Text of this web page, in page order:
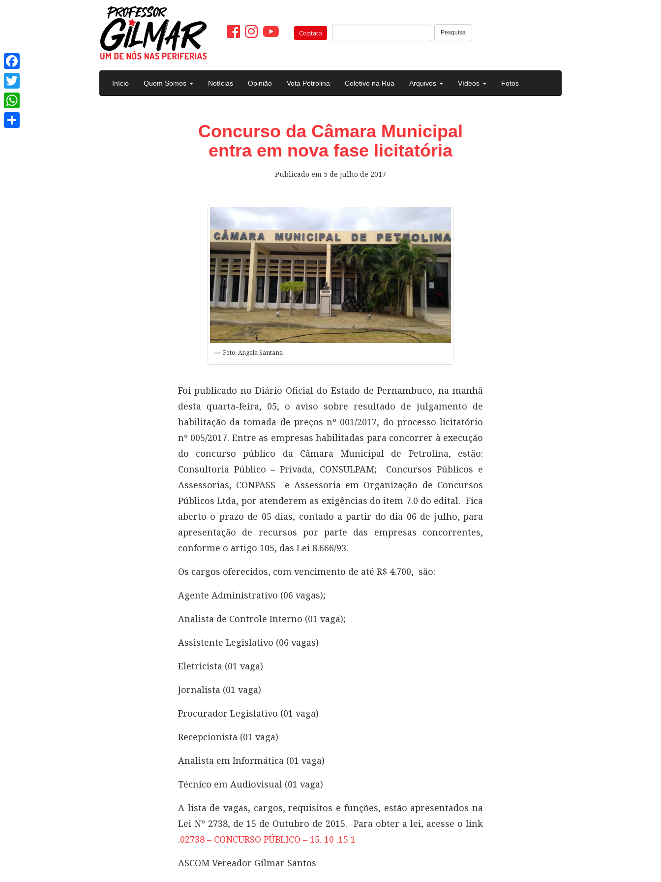
Pular para o conteúdo
Pesquisa
Contato
Início Quem Somos Notícias Opinião Vota Petrolina Coletivo na Rua Arquivos Vídeos Fotos
Concurso da Câmara Municipal
entra em nova fase licitatória
Publicado em 5 de julho de 2017
Foto: Angela Santana
Foi publicado no Diário Oficial do Estado de Pernambuco, na manhã
desta quarta-feira, 05, o aviso sobre resultado de julgamento de
habilitação da tomada de preços nº 001/2017, do processo licitatório
nº 005/2017. Entre as empresas habilitadas para concorrer à execução
do concurso público da Câmara Municipal de Petrolina, estão:
Consultoria Público – Privada, CONSULPAM; Concursos Públicos e
Assessorias, CONPASS e Assessoria em Organização de Concursos
Públicos Ltda, por atenderem as exigências do item 7.0 do edital. Fica
aberto o prazo de 05 dias, contado a partir do dia 06 de julho, para
apresentação de recursos por parte das empresas concorrentes,
conforme o artigo 105, das Lei 8.666/93.
Os cargos oferecidos, com vencimento de até R$ 4.700, são:
Agente Administrativo (06 vagas);
Analista de Controle Interno (01 vaga);
Assistente Legislativo (06 vagas)
Eletricista (01 vaga)
Jornalista (01 vaga)
Procurador Legislativo (01 vaga)
Recepcionista (01 vaga)
Analista em Informática (01 vaga)
Técnico em Audiovisual (01 vaga)
A lista de vagas, cargos, requisitos e funções, estão apresentados na
Lei Nº 2738, de 15 de Outubro de 2015. Para obter a lei, acesse o link
.02738 – CONCURSO PÚBLICO – 15. 10 .15 1
ASCOM Vereador Gilmar Santos
Facebook
Twitter
WhatsApp